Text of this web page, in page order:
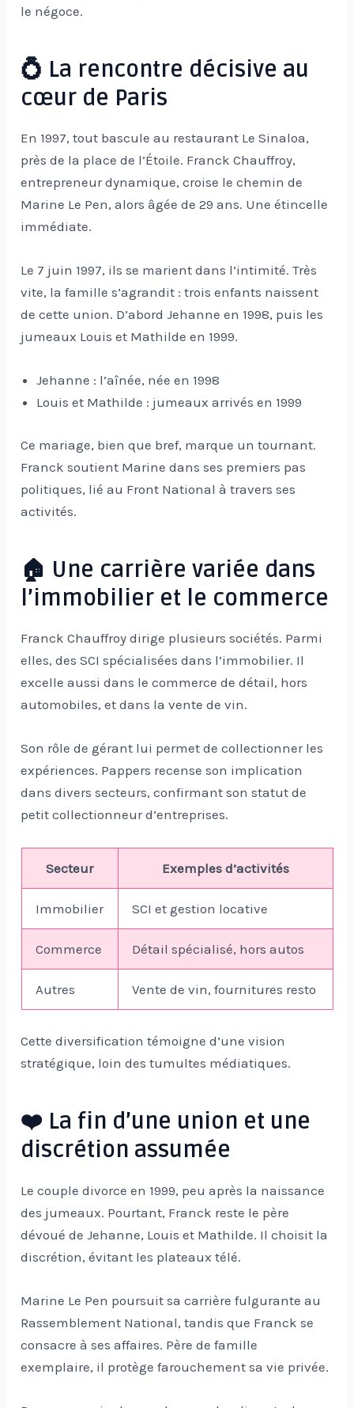
le négoce.
💍 La rencontre décisive au
cœur de Paris
En 1997, tout bascule au restaurant Le Sinaloa,
près de la place de l’Étoile. Franck Chauffroy,
entrepreneur dynamique, croise le chemin de
Marine Le Pen, alors âgée de 29 ans. Une étincelle
immédiate.
Le 7 juin 1997, ils se marient dans l’intimité. Très
vite, la famille s’agrandit : trois enfants naissent
de cette union. D’abord Jehanne en 1998, puis les
jumeaux Louis et Mathilde en 1999.
Jehanne : l’aînée, née en 1998
Louis et Mathilde : jumeaux arrivés en 1999
Ce mariage, bien que bref, marque un tournant.
Franck soutient Marine dans ses premiers pas
politiques, lié au Front National à travers ses
activités.
🏠 Une carrière variée dans
l’immobilier et le commerce
Franck Chauffroy dirige plusieurs sociétés. Parmi
elles, des SCI spécialisées dans l’immobilier. Il
excelle aussi dans le commerce de détail, hors
automobiles, et dans la vente de vin.
Son rôle de gérant lui permet de collectionner les
expériences. Pappers recense son implication
dans divers secteurs, confirmant son statut de
petit collectionneur d’entreprises.
Secteur Exemples d’activités
Immobilier SCI et gestion locative
Commerce Détail spécialisé, hors autos
Autres Vente de vin, fournitures resto
Cette diversification témoigne d’une vision
stratégique, loin des tumultes médiatiques.
❤️ La fin d’une union et une
discrétion assumée
Le couple divorce en 1999, peu après la naissance
des jumeaux. Pourtant, Franck reste le père
dévoué de Jehanne, Louis et Mathilde. Il choisit la
discrétion, évitant les plateaux télé.
Marine Le Pen poursuit sa carrière fulgurante au
Rassemblement National, tandis que Franck se
consacre à ses affaires. Père de famille
exemplaire, il protège farouchement sa vie privée.